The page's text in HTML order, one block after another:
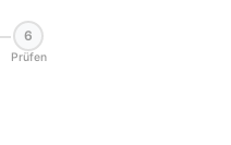
6
Prüfen